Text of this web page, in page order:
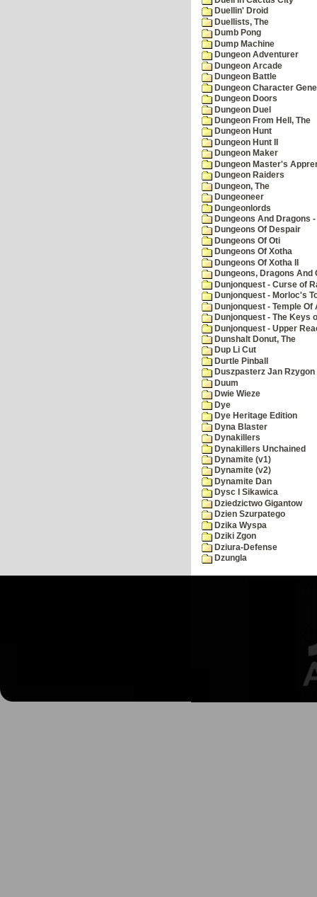
Duellin' Droid
Duellists, The
Dumb Pong
Dump Machine
Dungeon Adventurer
Dungeon Arcade
Dungeon Battle
Dungeon Character
Dungeon Doors
Dungeon Duel
Dungeon From Hell, The
Dungeon Hunt
Dungeon Hunt II
Dungeon Maker
Dungeon Master's
Dungeon Raiders
Dungeon, The
Dungeoneer
Dungeonlords
Dungeons And Dragons
Dungeons Of Despair
Dungeons Of Oti
Dungeons Of Xotha
Dungeons Of Xotha II
Dungeons, Dragons And
Dunjonquest - Curse of
Dunjonquest - Morloc's
Dunjonquest - Temple Of
Dunjonquest - The Keys
Dunjonquest - Upper
Dunshalt Donut, The
Dup Li Cut
Durtle Pinball
Duszpasterz Jan Rzygon
Duum
Dwie Wieze
Dye
Dye Heritage Edition
Dyna Blaster
Dynakillers
Dynakillers Unchained
Dynamite (v1)
Dynamite (v2)
Dynamite Dan
Dysc I Sikawica
Dziedzictwo Gigantow
Dzien Szurpatego
Dzika Wyspa
Dziki Zgon
Dziura-Defense
Dzungla